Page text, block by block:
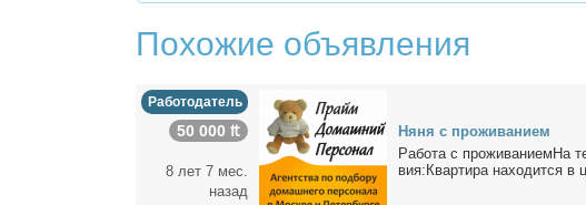
Похожие объявления
Работодатель
50 000 ₶
8 лет 7 мес.
назад
Ня­ня с про­жи­ва­ни­ем
Ра­бо­та с проживаниемНа
вия:Квар­ти­ра на­хо­дит­ся в